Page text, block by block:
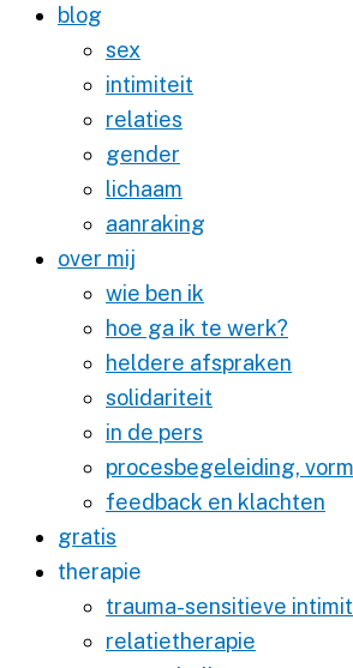
blog
sex
intimiteit
relaties
gender
lichaam
aanraking
over mij
wie ben ik
hoe ga ik te werk?
heldere afspraken
solidariteit
in de pers
procesbegeleiding,
feedback en klachten
gratis
therapie
trauma-sensitieve
relatietherapie